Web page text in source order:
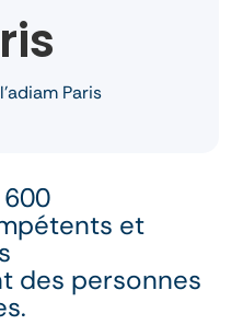
Paris
600
et
des personnes